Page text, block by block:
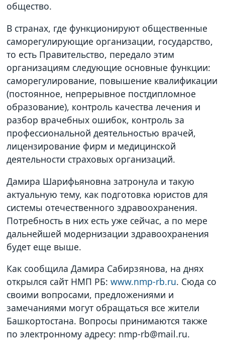
общество.
В странах, где функционируют общественные
саморегулирующие организации, государство,
то есть Правительство, передало этим
организациям следующие основные функции:
саморегулирование, повышение квалификации
(постоянное, непрерывное постдипломное
образование), контроль качества лечения и
разбор врачебных ошибок, контроль за
профессиональной деятельностью врачей,
лицензирование фирм и медицинской
деятельности страховых организаций.
Дамира Шарифьяновна затронула и такую
актуальную тему, как подготовка юристов для
системы отечественного здравоохранения.
Потребность в них есть уже сейчас, а по мере
дальнейшей модернизации здравоохранения
будет еще выше.
Как сообщила Дамира Сабирзянова, на днях
открылся сайт НМП РБ:www.nmp-rb.ru. Сюда со
своими вопросами, предложениями и
замечаниями могут обращаться все жители
Башкортостана. Вопросы принимаются также
по электронному адресу: nmp-rb@mail.ru.